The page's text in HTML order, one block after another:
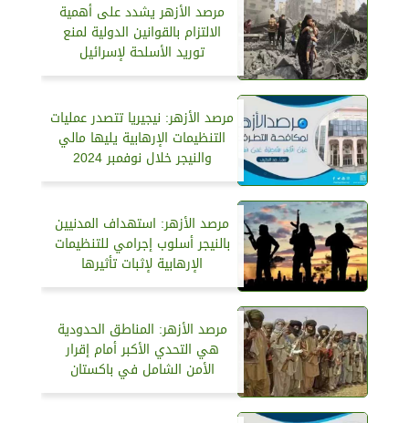
مرصد الأزهر يشدد على أهمية
الالتزام بالقوانين الدولية لمنع
توريد الأسلحة لإسرائيل
مرصد الأزهر: نيجيريا تتصدر عمليات
التنظيمات الإرهابية يليها مالي
والنيجر خلال نوفمبر 2024
مرصد الأزهر: استهداف المدنيين
بالنيجر أسلوب إجرامي للتنظيمات
الإرهابية لإثبات تأثيرها
مرصد الأزهر: المناطق الحدودية
هي التحدي الأكبر أمام إقرار
الأمن الشامل في باكستان